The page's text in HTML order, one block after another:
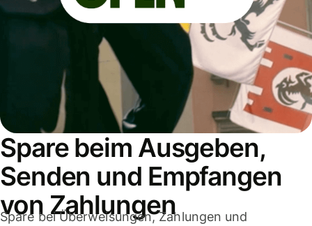
Spare beim Ausgeben,
Senden und Empfangen
von Zahlungen
Spare bei Überweisungen, Zahlungen und